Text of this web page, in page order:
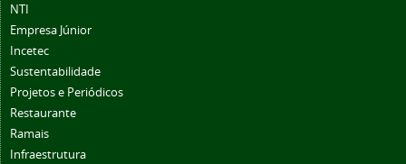
NTI
Empresa Júnior
Incetec
Sustentabilidade
Projetos e Periódicos
Restaurante
Ramais
Infraestrutura